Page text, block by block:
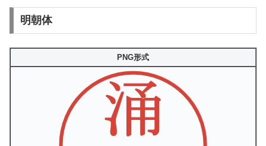
明朝体
PNG形式